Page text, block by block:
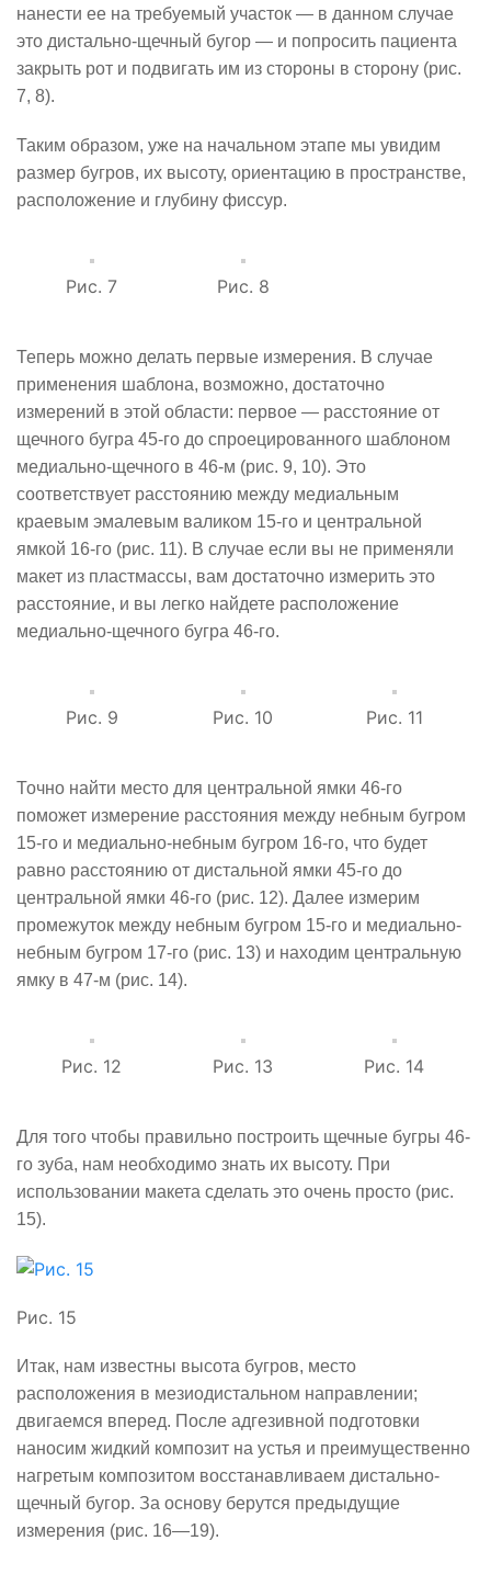
нанести ее на требуемый участок — в данном случае
это дистально-щечный бугор — и попросить пациента
закрыть рот и подвигать им из стороны в сторону (рис.
7, 8).
Таким образом, уже на начальном этапе мы увидим
размер бугров, их высоту, ориентацию в пространстве,
расположение и глубину фиссур.
Рис. 7 Рис. 8
Теперь можно делать первые измерения. В случае
применения шаблона, возможно, достаточно
измерений в этой области: первое — расстояние от
щечного бугра 45-го до спроецированного шаблоном
медиально-щечного в 46-м (рис. 9, 10). Это
соответствует расстоянию между медиальным
краевым эмалевым валиком 15-го и центральной
ямкой 16-го (рис. 11). В случае если вы не применяли
макет из пластмассы, вам достаточно измерить это
расстояние, и вы легко найдете расположение
медиально-щечного бугра 46-го.
Рис. 9 Рис. 10 Рис. 11
Точно найти место для центральной ямки 46-го
поможет измерение расстояния между небным бугром
15-го и медиально-небным бугром 16-го, что будет
равно расстоянию от дистальной ямки 45-го до
центральной ямки 46-го (рис. 12). Далее измерим
промежуток между небным бугром 15-го и медиально-
небным бугром 17-го (рис. 13) и находим центральную
ямку в 47-м (рис. 14).
Рис. 12 Рис. 13 Рис. 14
Для того чтобы правильно построить щечные бугры 46-
го зуба, нам необходимо знать их высоту. При
использовании макета сделать это очень просто (рис.
15).
Рис. 15
Итак, нам известны высота бугров, место
расположения в мезиодистальном направлении;
двигаемся вперед. После адгезивной подготовки
наносим жидкий композит на устья и преимущественно
нагретым композитом восстанавливаем дистально-
щечный бугор. За основу берутся предыдущие
измерения (рис. 16—19).